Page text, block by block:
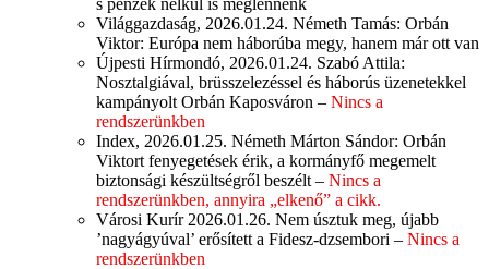
Világgazdaság, 2026.01.24. Németh Tamás: Orbán
Viktor: Európa nem háborúba megy, hanem már ott van
Újpesti Hírmondó, 2026.01.24. Szabó Attila:
Nosztalgiával, brüsszelezéssel és háborús üzenetekkel
kampányolt Orbán Kaposváron – Nincs a
rendszerünkben
Index, 2026.01.25. Németh Márton Sándor: Orbán
Viktort fenyegetések érik, a kormányfő megemelt
biztonsági készültségről beszélt – Nincs a
rendszerünkben, annyira „elkenő” a cikk.
Városi Kurír 2026.01.26. Nem úsztuk meg, újabb
’nagyágyúval’ erősített a Fidesz-dzsembori – Nincs a
rendszerünkben